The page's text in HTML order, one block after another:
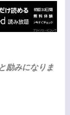
励みになりま